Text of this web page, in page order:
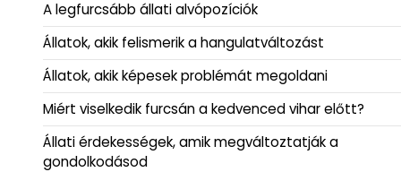
A legfurcsább állati alvópozíciók
Állatok, akik felismerik a hangulatváltozást
Állatok, akik képesek problémát megoldani
Miért viselkedik furcsán a kedvenced vihar előtt?
Állati érdekességek, amik megváltoztatják a
gondolkodásod